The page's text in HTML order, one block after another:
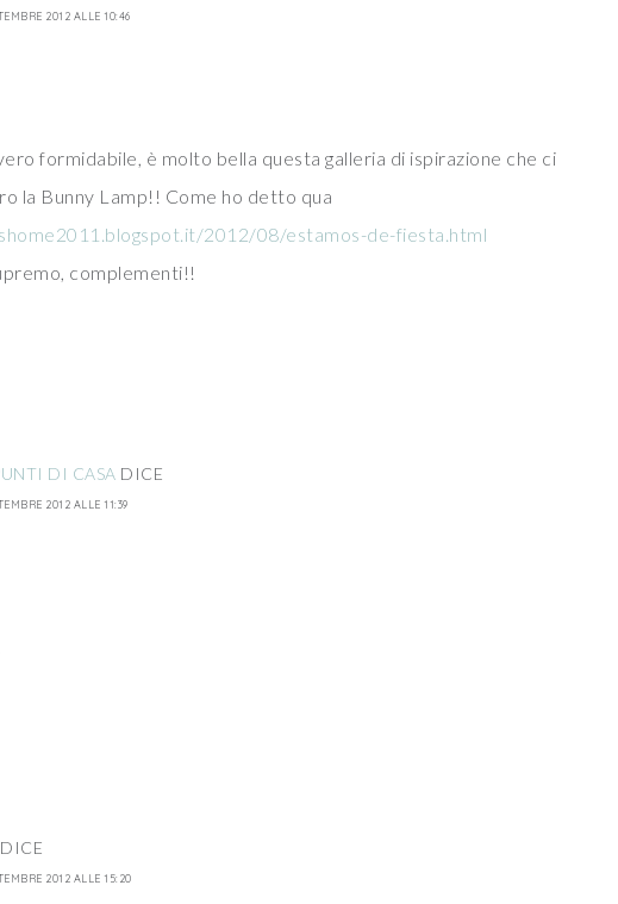
2012 ALLE 10:46
formidabile, è molto bella questa galleria di ispirazione che ci
la Bunny Lamp!! Come ho detto qua
2012/08/estamos-de-fiesta.html
complementi!!
DI CASA DICE
2012 ALLE 11:39
DICE
2012 ALLE 15:20